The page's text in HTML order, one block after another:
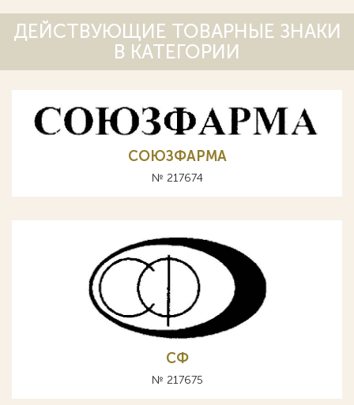
ДЕЙСТВУЮЩИЕ ТОВАРНЫЕ ЗНАКИ
В КАТЕГОРИИ
СОЮЗФАРМА
№ 217674
СФ
№ 217675